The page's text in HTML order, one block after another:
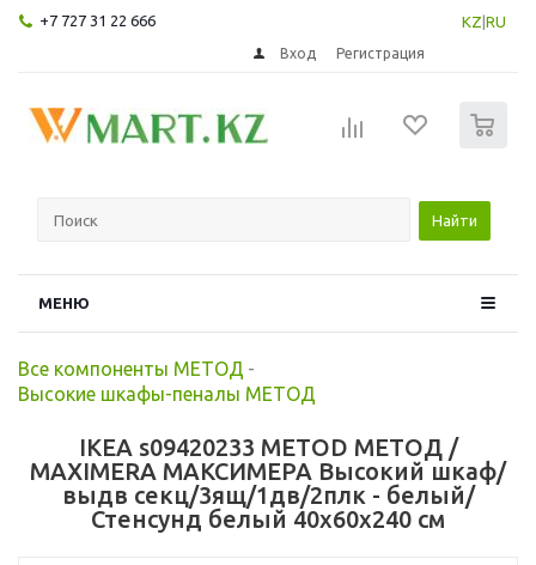
+7 727 31 22 666 KZ RU
Вход Регистрация
Найти
МЕНЮ
Все компоненты МЕТОД -
Высокие шкафы-пеналы МЕТОД
IKEA s09420233 METOD МЕТОД /
MAXIMERA МАКСИМЕРА Высокий шкаф/
выдв секц/3ящ/1дв/2плк - белый/
Стенсунд белый 40x60x240 см